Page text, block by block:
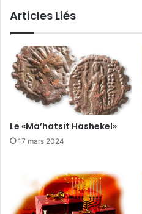
Articles Liés
Le «Ma’hatsit Hashekel»
17 mars 2024